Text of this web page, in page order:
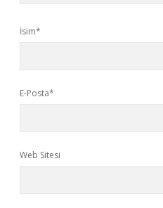
İsim*
E-Posta*
Web Sitesi